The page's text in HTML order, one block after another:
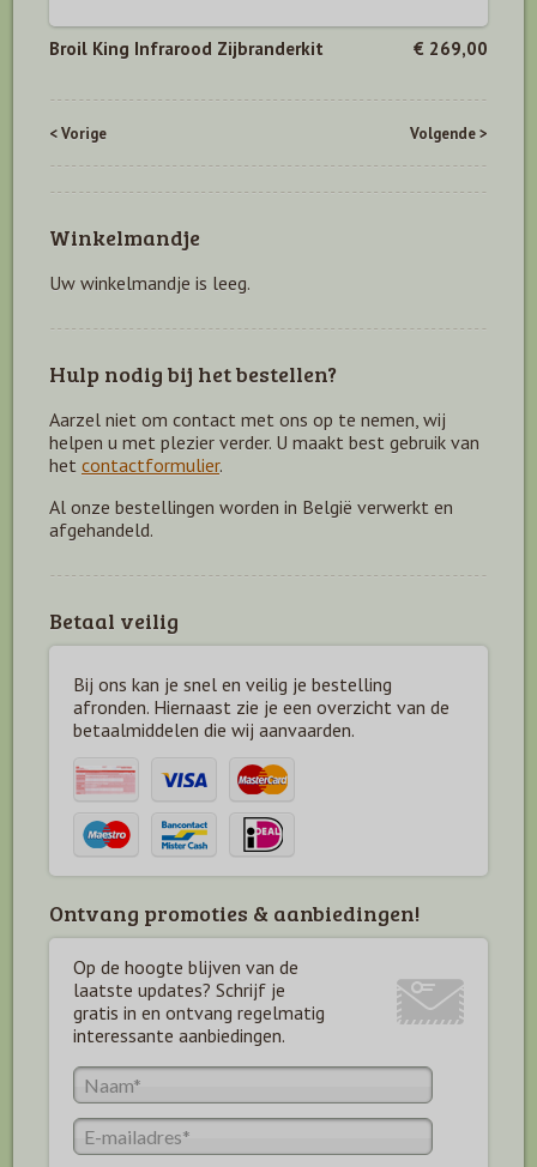
Broil King Infrarood Zijbranderkit € 269,00
< Vorige Volgende >
Winkelmandje
Uw winkelmandje is leeg.
Hulp nodig bij het bestellen?
Aarzel niet om contact met ons op te nemen, wij
helpen u met plezier verder. U maakt best gebruik van
het contactformulier.
Al onze bestellingen worden in België verwerkt en
afgehandeld.
Betaal veilig
Bij ons kan je snel en veilig je bestelling
afronden. Hiernaast zie je een overzicht van de
betaalmiddelen die wij aanvaarden.
Ontvang promoties & aanbiedingen!
Op de hoogte blijven van de
laatste updates? Schrijf je
gratis in en ontvang regelmatig
interessante aanbiedingen.